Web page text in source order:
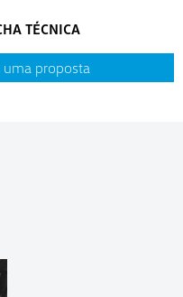
TÉCNICA
uma proposta